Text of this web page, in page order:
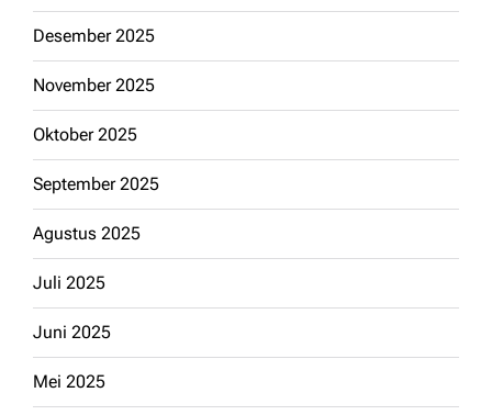
Desember 2025
November 2025
Oktober 2025
September 2025
Agustus 2025
Juli 2025
Juni 2025
Mei 2025